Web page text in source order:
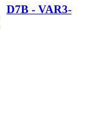
D7B - VAR3-